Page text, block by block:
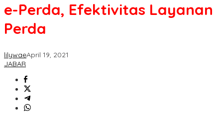
e-Perda, Efektivitas Layanan
Perda
lilywaeApril 19, 2021
JABAR